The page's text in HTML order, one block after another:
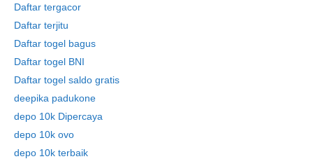
Daftar tergacor
Daftar terjitu
Daftar togel bagus
Daftar togel BNI
Daftar togel saldo gratis
deepika padukone
depo 10k Dipercaya
depo 10k ovo
depo 10k terbaik